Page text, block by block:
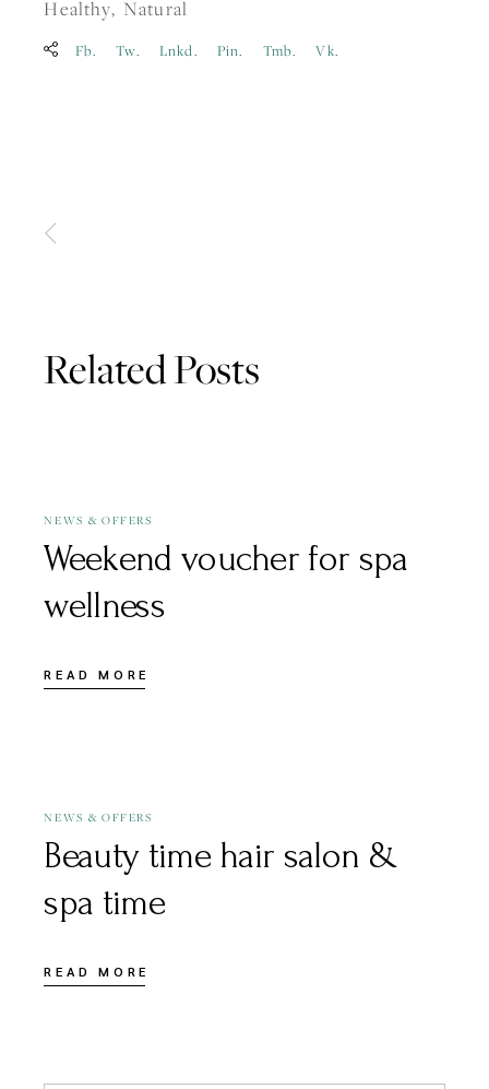
Healthy Natural
Fb. Tw. Lnkd. Pin. Tmb. Vk.
Related Posts
NEWS & OFFERS
Weekend voucher for spa
wellness
READ MORE
NEWS & OFFERS
Beauty time hair salon &
spa time
READ MORE